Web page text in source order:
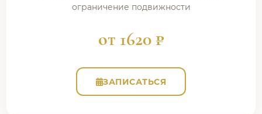
ограничение подвижности
от 1620 ₽
ЗАПИСАТЬСЯ